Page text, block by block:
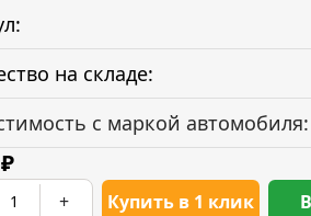
на складе:
с маркой автомобиля:
₽
+ Купить в 1 клик